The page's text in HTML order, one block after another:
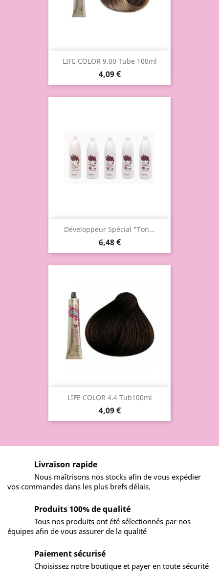
LIFE COLOR 9.00 Tube 100ml
4,09 €
Développeur Spécial "Ton...
6,48 €
LIFE COLOR 4.4 Tub100ml
4,09 €
Livraison rapide
Nous maîtrisons nos stocks afin de vous expédier
vos commandes dans les plus brefs délais.
Produits 100% de qualité
Tous nos produits ont été sélectionnés par nos
équipes afin de vous assurer de la qualité
Paiement sécurisé
Choisissez notre boutique et payer en toute sécurité